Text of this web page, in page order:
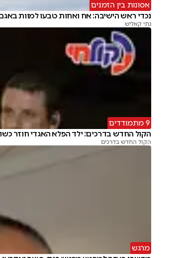
אסונות בין הזמנים
נכדי ראש הישיבה: אח ואחות טבעו למוות
נתי קאליש
9 מתמודדים
הקול החדש בדרכים: ילד הפלא האגדי חוזר
הקול החדש בדרכים
מרגש